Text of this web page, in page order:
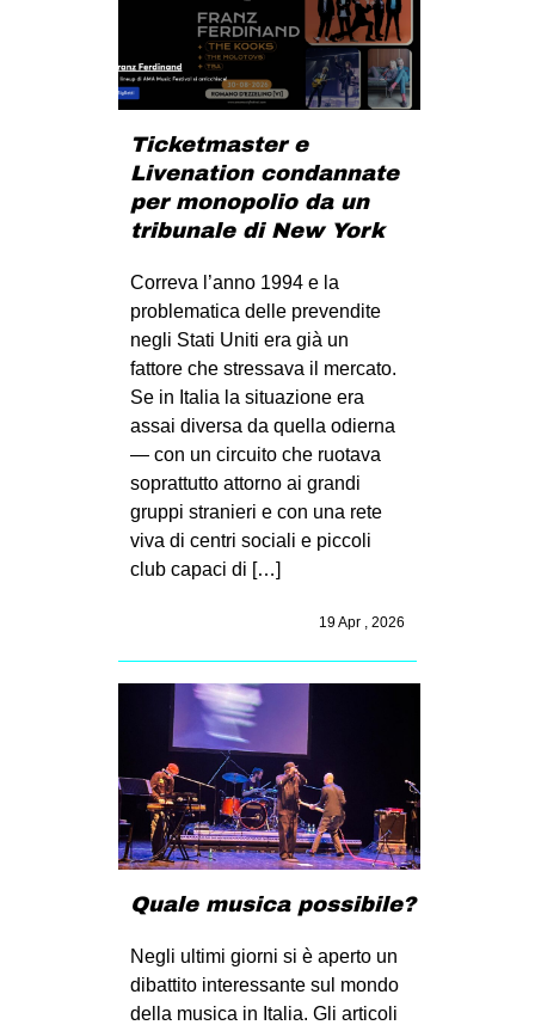
CULTURE
ARTE
MANIFESTI
MUSICA
INTERNAZIONALE
AFRICA
AMERICHE
ESTREMO ORIENTE
EUROPA
MEDIO ORIENTE
MONDO
tw
bsky
ms
SEARCH
Ticketmaster e
Livenation condannate
per monopolio da un
tribunale di New York
Correva l’anno 1994 e la
problematica delle prevendite
negli Stati Uniti era già un
fattore che stressava il mercato.
Se in Italia la situazione era
assai diversa da quella odierna
— con un circuito che ruotava
soprattutto attorno ai grandi
gruppi stranieri e con una rete
viva di centri sociali e piccoli
club capaci di […]
19 Apr , 2026
Quale musica possibile?
Negli ultimi giorni si è aperto un
dibattito interessante sul mondo
della musica in Italia. Gli articoli